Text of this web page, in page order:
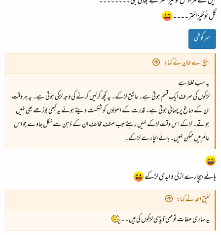
گلِ نوخیز اختر۔۔۔۔
سرگوشی
ایچ اے خان نے کہا:
یہ سب غلط ہے
لڑکوں کی صرف ایک قسم ہوتی ہے۔عاشق لڑکے۔ یہ کچھ کرلیں کرنے کی وجہ لڑکی ہوتی ہے۔ یہ ہروقت
ان کے دماغ پر چھائی ہوتی ہے۔ قدرت کے اصولوں کو شکست دیتے ہوئے یہ کبھی بوڑھے بھی نہیں
ہوتے۔ لڑکے اس وقت لڑکے نہیں رہتے جب صنف مخالف ان کے ذہن سے نکل جاوے جو اس
عالم میں ممکن نہیں۔ ہائے بچارے لڑکے۔
ہائے بیچارے ازلی و ابدی لڑکے
لئیق احمد نے کہا:
یہ ساری صفات تو ممی ڈیڈی لڑکوں کی ہیں ۔ ۔